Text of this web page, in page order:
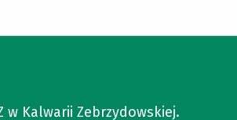
w Kalwarii Zebrzydowskiej.